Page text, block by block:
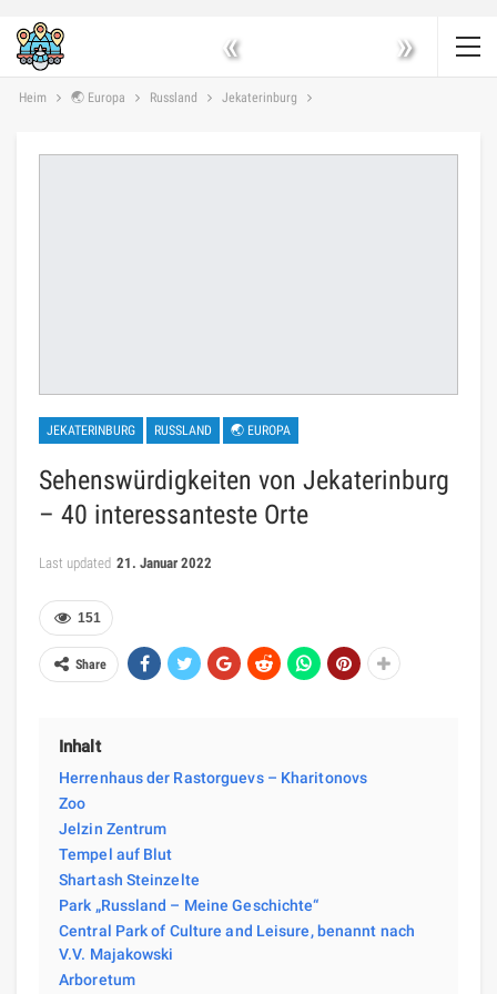
« »
Heim 🌏 Europa Russland Jekaterinburg
JEKATERINBURG RUSSLAND 🌏 EUROPA
Sehenswürdigkeiten von Jekaterinburg
– 40 interessanteste Orte
Last updated 21. Januar 2022
151
Share
Inhalt
Herrenhaus der Rastorguevs – Kharitonovs
Zoo
Jelzin Zentrum
Tempel auf Blut
Shartash Steinzelte
Park „Russland – Meine Geschichte“
Central Park of Culture and Leisure, benannt nach
V.V. Majakowski
Arboretum